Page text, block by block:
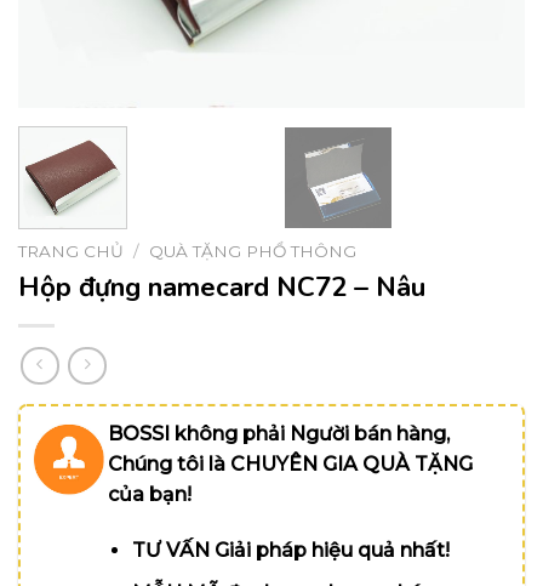
TRANG CHỦ / QUÀ TẶNG PHỔ THÔNG
Hộp đựng namecard NC72 – Nâu
BOSSI không phải Người bán hàng,
Chúng tôi là CHUYÊN GIA QUÀ TẶNG
của bạn!
TƯ VẤN Giải pháp hiệu quả nhất!